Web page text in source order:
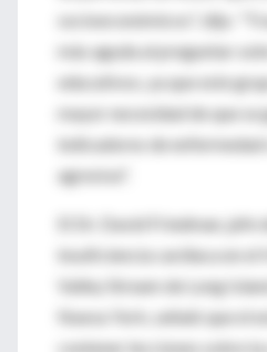
socioeconómicos", dijo.
más aguda al preguntar
educativos, ya que este
mayor necesidad de que se
indicadores de
agresiva".
El Dr. David Friedman, jefe
insuficiencia cardiaca en el
Valley Stream de Long
Nueva York, señaló que el
contener lecciones sobre